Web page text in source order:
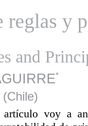
y
and
*
voy a